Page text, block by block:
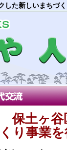
した新しいまちづ
朝市
保土ヶ谷
くり事業